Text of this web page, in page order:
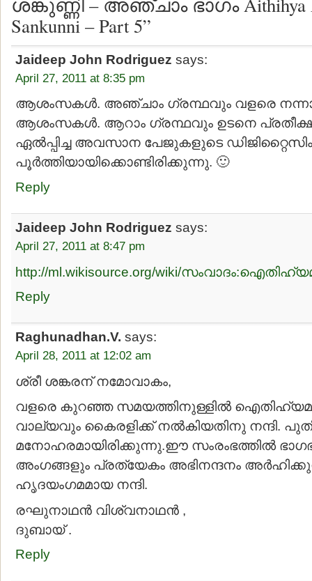
Sankunni – Part 5”
Jaideep John Rodriguez says:
April 27, 2011 at 8:35 pm
ആശംസകൾ. അഞ്ചാം ഗ്രന്ഥവും വളരെ
ആശംസകൾ. ആറാം ഗ്രന്ഥവും ഉടനെ
ഏൽപ്പിച്ച അവസാന പേജുകളുടെ
പൂർത്തിയായിക്കൊണ്ടിരിക്കുന്നു. 🙂
Reply
Jaideep John Rodriguez says:
April 27, 2011 at 8:47 pm
http://ml.wikisource.org/wiki/
Reply
Raghunadhan.V. says:
April 28, 2011 at 12:02 am
ശ്രീ ശങ്കരന് നമോവാകം,
വളരെ കുറഞ്ഞ സമയത്തിനുള്ളില്‍
വാല്യവും കൈരളിക്ക് നല്‍കിയതിനു നന്ദി.
മനോഹരമായിരിക്കുന്നു.ഈ സംരംഭത്തില്‍
അംഗങ്ങളും പ്രത്യേകം അഭിനന്ദനം
ഹൃദയംഗമമായ നന്ദി.
രഘുനാഥന്‍ വിശ്വനാഥന്‍ ,
ദുബായ് .
Reply